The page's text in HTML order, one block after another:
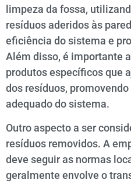
limpeza da fossa,
resíduos aderidos às
eficiência do sistema e
Além disso, é importante
produtos específicos que
dos resíduos,
adequado do sistema.
Outro aspecto a ser
resíduos removidos. A
deve seguir as normas
geralmente envolve o